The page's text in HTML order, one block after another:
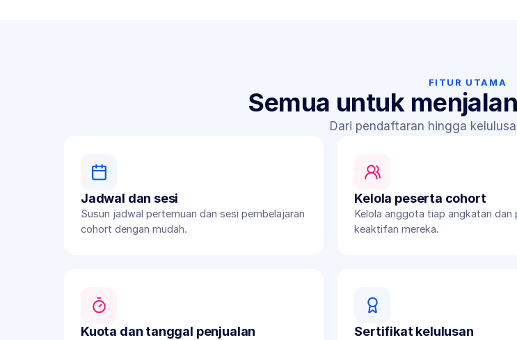
FITUR UTAMA
Semua untuk
Dari pendaftaran hingga
Jadwal dan sesi
Susun jadwal pertemuan dan sesi pembelajaran
cohort dengan mudah.
Kelola peserta cohort
Kelola anggota tiap angkatan dan
keaktifan mereka.
Kuota dan tanggal penjualan Sertifikat kelulusan